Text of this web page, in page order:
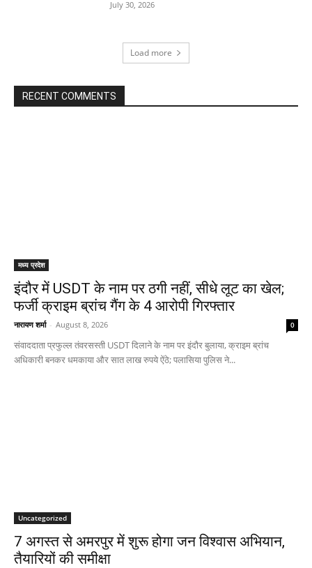
July 30, 2026
Load more
RECENT COMMENTS
मध्य प्रदेश
इंदौर में USDT के नाम पर ठगी नहीं, सीधे लूट का खेल;
फर्जी क्राइम ब्रांच गैंग के 4 आरोपी गिरफ्तार
नारायण शर्मा - August 8, 2026 0
संवाददाता प्रफुल्ल तंवरसस्ती USDT दिलाने के नाम पर इंदौर बुलाया, क्राइम ब्रांच
अधिकारी बनकर धमकाया और सात लाख रुपये ऐंठे; पलासिया पुलिस ने...
Uncategorized
7 अगस्त से अमरपुर में शुरू होगा जन विश्वास अभियान,
तैयारियों की समीक्षा